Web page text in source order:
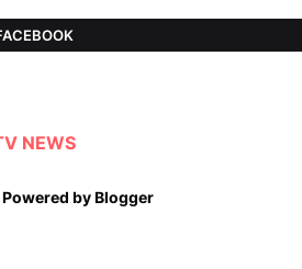
NEWS
Powered by Blogger